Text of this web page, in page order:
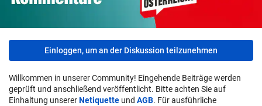
Einloggen, um an der Diskussion teilzunehmen
Willkommen in unserer Community! Eingehende Beiträge werden
geprüft und anschließend veröffentlicht. Bitte achten Sie auf
Einhaltung unsererNetiquette und AGB. Für ausführliche